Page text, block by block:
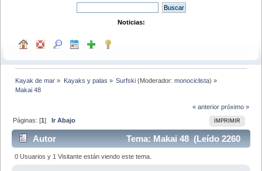
Noticias:
Kayak de mar » Kayaks y palas » Surfski(Moderador: monociclista) »
Makai 48
« anterior próximo »
IMPRIMIR
Páginas: [1]Ir Abajo
Autor
Tema: Makai 48 (Leído 2260
veces)
0 Usuarios y 1 Visitante están viendo este tema.